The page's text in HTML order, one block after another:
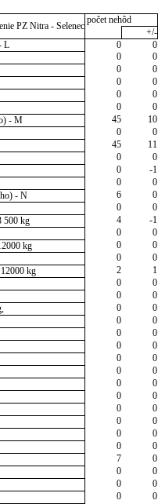
PZ Nitra - Selenec
počet nehôd
+/-
L
0 0
0 0
0 0
0 0
0 0
0 0
- M
45 10
0 0
45 11
0 0
0 -1
0 0
- N
6 0
0 0
500 kg
4 -1
0 0
kg
0 0
0 0
kg
2 1
0 0
0 0
0 0
0 0
0 0
0 0
0 0
0 0
0 0
0 0
0 0
0 0
0 0
0 0
7 0
0 0
0 0
0 0